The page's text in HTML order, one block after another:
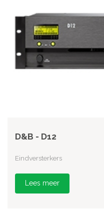
D&B - D12
Eindversterkers
Lees meer